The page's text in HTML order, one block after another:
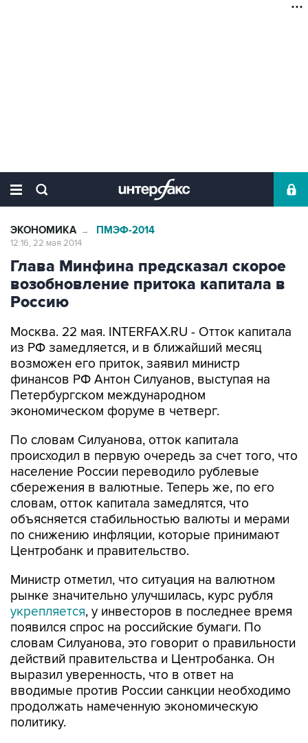
ЭКОНОМИКА → ПМЭФ-2014
12:16, 22 мая 2014
Глава Минфина предсказал скорое
возобновление притока капитала в
Россию
Москва. 22 мая. INTERFAX.RU - Отток капитала
из РФ замедляется, и в ближайший месяц
возможен его приток, заявил министр
финансов РФ Антон Силуанов, выступая на
Петербургском международном
экономическом форуме в четверг.
По словам Силуанова, отток капитала
происходил в первую очередь за счет того, что
население России переводило рублевые
сбережения в валютные. Теперь же, по его
словам, отток капитала замедлятся, что
объясняется стабильностью валюты и мерами
по снижению инфляции, которые принимают
Центробанк и правительство.
Министр отметил, что ситуация на валютном
рынке значительно улучшилась, курс рубля
укрепляется, у инвесторов в последнее время
появился спрос на российские бумаги. По
словам Силуанова, это говорит о правильности
действий правительства и Центробанка. Он
выразил уверенность, что в ответ на
вводимые против России санкции необходимо
продолжать намеченную экономическую
политику.